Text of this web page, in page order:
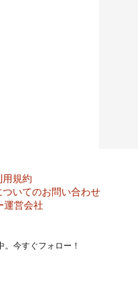
用規約
ついてのお問い合わせ
運営会社
今すぐフォロー！